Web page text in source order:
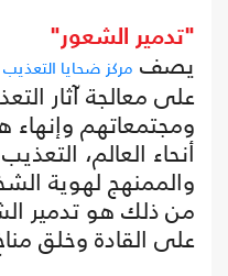
"تدمير الشعور"
يصف مركز ضحايا التعذيب
على معالجة آثار
ومجتمعاتهم
أنحاء العالم،
والممنهج لهوية
من ذلك هو تدمير
على القادة وخلق